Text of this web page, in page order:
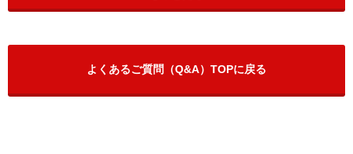
よくあるご質問（Q&A）TOPに戻る